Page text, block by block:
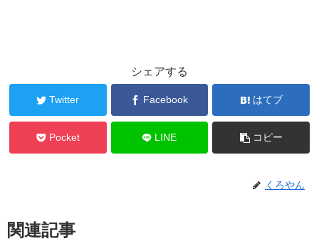
シェアする
Twitter Facebook はてブ
Pocket LINE コピー
くろやん
関連記事